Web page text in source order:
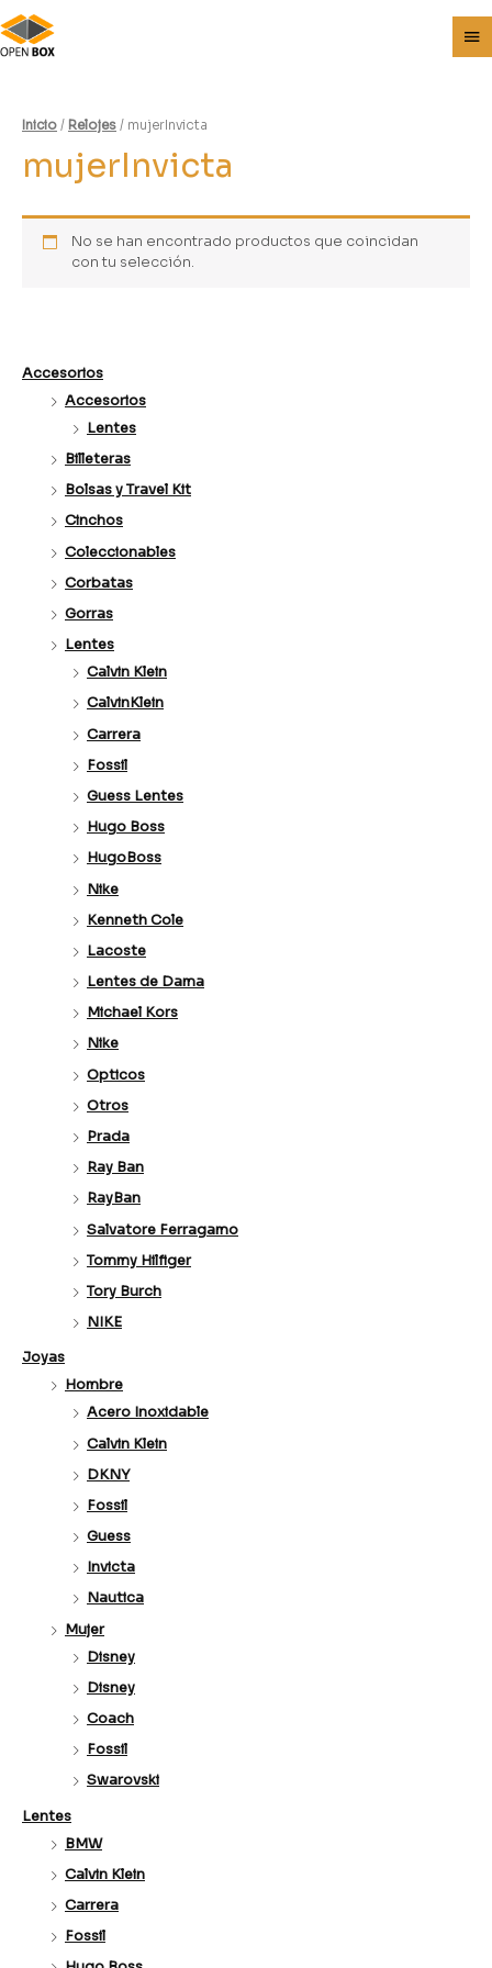
Accesorios
Accesorios
Lentes
Billeteras
Bolsas y Travel Kit
Cinchos
Coleccionables
Corbatas
Gorras
Lentes
Calvin Klein
CalvinKlein
Carrera
Fossil
Guess Lentes
Hugo Boss
HugoBoss
Nike
Kenneth Cole
Lacoste
Lentes de Dama
Michael Kors
Nike
Opticos
Otros
Prada
Ray Ban
RayBan
Salvatore Ferragamo
Tommy Hilfiger
Tory Burch
NIKE
Joyas
Hombre
Acero Inoxidable
Calvin Klein
DKNY
Fossil
Guess
Invicta
Nautica
Mujer
Disney
Disney
Coach
Fossil
Swarovski
Lentes
BMW
Calvin Klein
Carrera
Fossil
Inicio / Relojes / mujerInvicta
mujerInvicta
No se han encontrado productos que coincidan
con tu selección.